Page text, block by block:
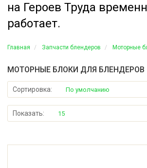
на Героев Труда
работает.
Главная Запчасти блендеров Моторные
МОТОРНЫЕ БЛОКИ ДЛЯ БЛЕНДЕРОВ
Сортировка: По умолчанию
Показать: 15